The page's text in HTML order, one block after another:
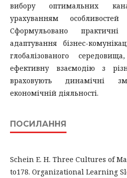
вибору оптимальних
урахуванням
Сформульовано
адаптування бізнес-
глобалізованого
ефективну взаємодію з
враховують динамічні
економічній діяльності.
ПОСИЛАННЯ
Schein E. H. Three Cultures of
to178. Organizational Learning